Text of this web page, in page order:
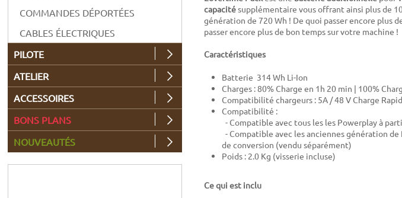
capacitésupplémentaire vous offrant ainsi plus de
génération de 720 Wh ! De quoi passer encore plus
passer encore plus de bon temps sur votre machine !
Caractéristiques
Batterie 314 Wh Li-Ion
Charges : 80% Charge en 1h 20 min | 100%
Compatibilité chargeurs : 5A / 48 V Charge
Compatibilité :
- Compatible avec tous les les Powerplay à
- Compatible avec les anciennes génération
de conversion (vendu séparément)
Poids : 2.0 Kg (visserie incluse)
Ce qui est inclu
COMMANDES DÉPORTÉES
CABLES ÉLECTRIQUES
PILOTE
ATELIER
ACCESSOIRES
BONS PLANS
NOUVEAUTÉS